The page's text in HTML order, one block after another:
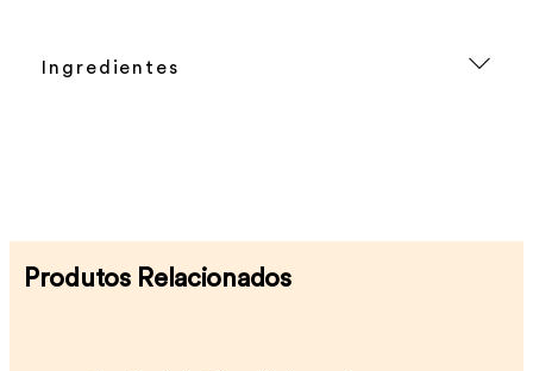
Ingredientes
Produtos Relacionados